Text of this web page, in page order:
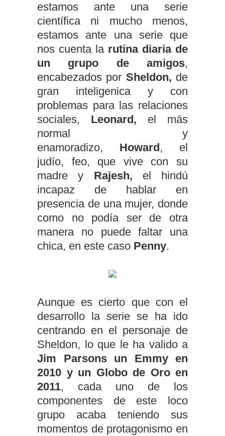
estamos ante una serie
científica ni mucho menos,
estamos ante una serie que
nos cuenta la rutina diaria de
un grupo de amigos,
encabezados por Sheldon, de
gran inteligenica y con
problemas para las relaciones
sociales, Leonard, el más
normal y
enamoradizo, Howard, el
judío, feo, que vive con su
madre
y Rajesh, el hindú
incapaz de hablar en
presencia de una mujer, donde
como no podía ser de otra
manera no puede faltar una
chica, en este caso Penny.
Aunque es cierto que con el
desarrollo la serie se ha ido
centrando en el personaje de
Sheldon, lo que le ha valido a
Jim Parsons un Emmy en
2010 y un Globo de Oro en
2011, cada uno de los
componentes de este loco
grupo acaba teniendo sus
momentos de protagonismo en